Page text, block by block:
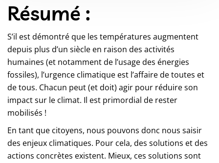
Résumé :
S’il est démontré que les températures augmentent
depuis plus d’un siècle en raison des activités
humaines (et notamment de l’usage des énergies
fossiles), l’urgence climatique est l’affaire de toutes et
de tous. Chacun peut (et doit) agir pour réduire son
impact sur le climat. Il est primordial de rester
mobilisés !
En tant que citoyens, nous pouvons donc nous saisir
des enjeux climatiques. Pour cela, des solutions et des
actions concrètes existent. Mieux, ces solutions sont